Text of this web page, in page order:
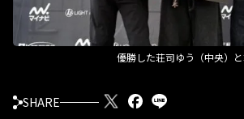
SHARE
優勝した荘司ゆう（中央）